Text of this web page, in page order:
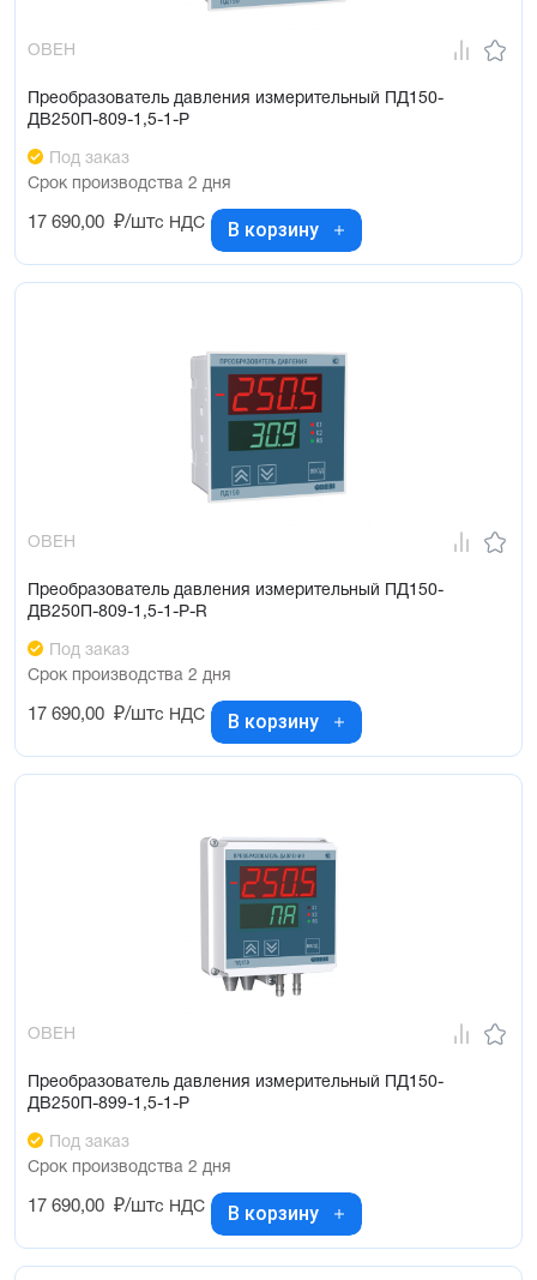
ОВЕН
Преобразователь давления измерительный ПД150-
ДВ250П-809-1,5-1-Р
Под заказ
Срок производства 2 дня
17 690,00 ₽/штс НДС В корзину
ОВЕН
Преобразователь давления измерительный ПД150-
ДВ250П-809-1,5-1-Р-R
Под заказ
Срок производства 2 дня
17 690,00 ₽/штс НДС В корзину
ОВЕН
Преобразователь давления измерительный ПД150-
ДВ250П-899-1,5-1-Р
Под заказ
Срок производства 2 дня
17 690,00 ₽/штс НДС В корзину